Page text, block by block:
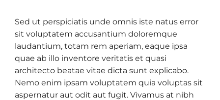
Sed ut perspiciatis unde omnis iste natus error
sit voluptatem accusantium doloremque
laudantium, totam rem aperiam, eaque ipsa
quae ab illo inventore veritatis et quasi
architecto beatae vitae dicta sunt explicabo.
Nemo enim ipsam voluptatem quia voluptas sit
aspernatur aut odit aut fugit. Vivamus at nibh